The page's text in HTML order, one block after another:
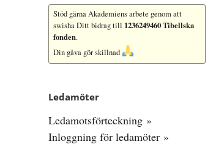
Stöd gärna Akademiens arbete genom att
swisha Ditt bidrag till 1236249460 Tibellska
fonden.
Din gåva gör skillnad
Ledamöter
Ledamotsförteckning »
Inloggning för ledamöter »